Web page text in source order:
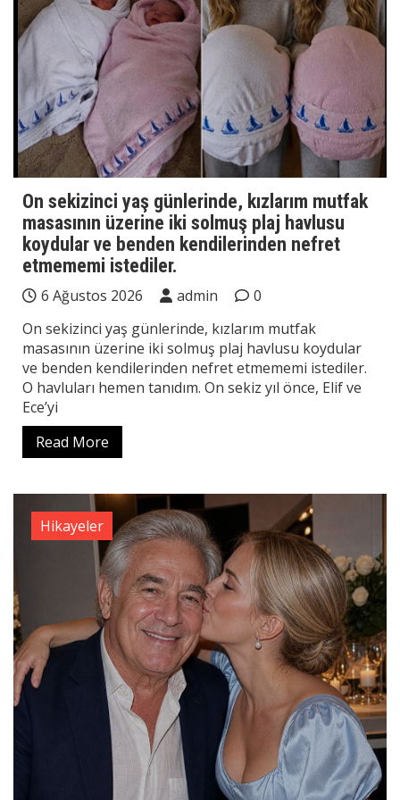
On sekizinci yaş günlerinde, kızlarım mutfak
masasının üzerine iki solmuş plaj havlusu
koydular ve benden kendilerinden nefret
etmememi istediler.
6 Ağustos 2026 admin
0
On sekizinci yaş günlerinde, kızlarım mutfak
masasının üzerine iki solmuş plaj havlusu koydular
ve benden kendilerinden nefret etmememi istediler.
O havluları hemen tanıdım. On sekiz yıl önce, Elif ve
Ece’yi
Read More
Hikayeler